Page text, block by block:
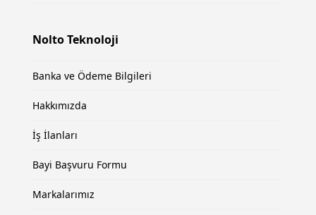
Nolto Teknoloji
Banka ve Ödeme Bilgileri
Hakkımızda
İş İlanları
Bayi Başvuru Formu
Markalarımız